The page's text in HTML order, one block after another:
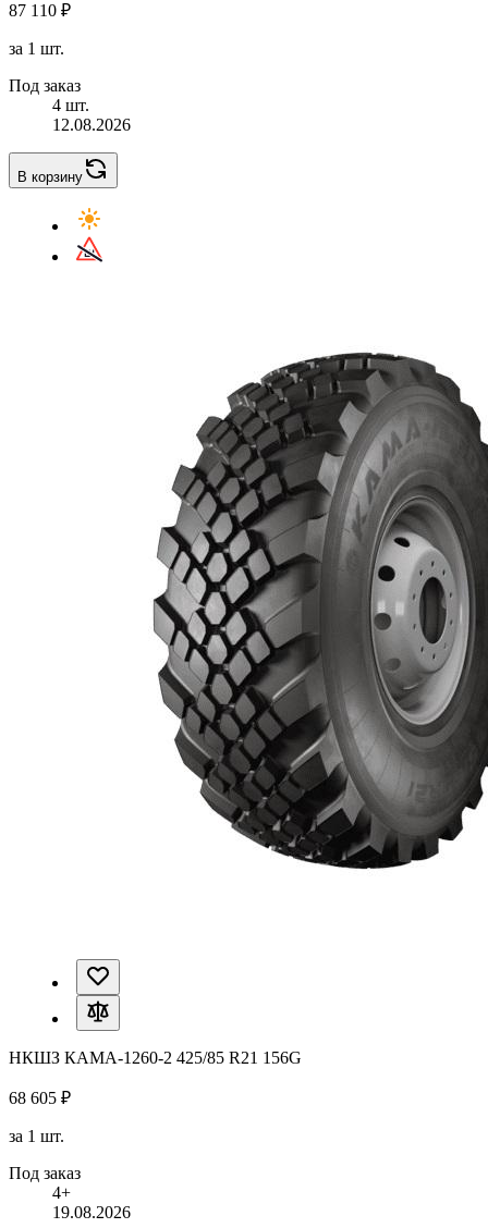
87 110 ₽
за 1 шт.
Под заказ
4 шт.
12.08.2026
В корзину
НКШЗ КАМА-1260-2 425/85 R21 156G
68 605 ₽
за 1 шт.
Под заказ
4+
19.08.2026